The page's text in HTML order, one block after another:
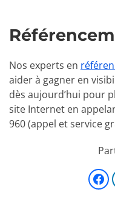
Nos experts en
aider à gagner en
dès aujourd’hui pour
site Internet en
960 (appel et service